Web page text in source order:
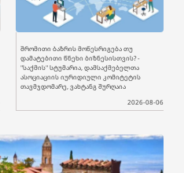
შრომითი ბაზრის მოწესრიგება თუ
დამატებითი წნეხი ბიზნესისთვის? -
"საქმის" სტუმარია, დამსაქმებელთა
ასოციაციის იურიდიული კომიტეტის
თავმჯდომარე, ვახტანგ შურღაია
2026-08-06